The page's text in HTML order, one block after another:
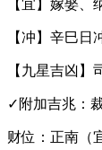
【宜】嫁娶
【冲】辛巳日
【九星吉凶】
✓附加吉兆：
财位：正南（